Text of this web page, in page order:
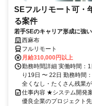
SEフルリモート可・
る案件
若手SEのキャリア形成に強
西麻布
フルリモート
月給310,000円以上
勤務時間詳細 実働時間：
り19日 〜 22日 勤務時間
全くなし・たくさん残業
仕事内容 ★システム開発
優良企業のプロジェクト